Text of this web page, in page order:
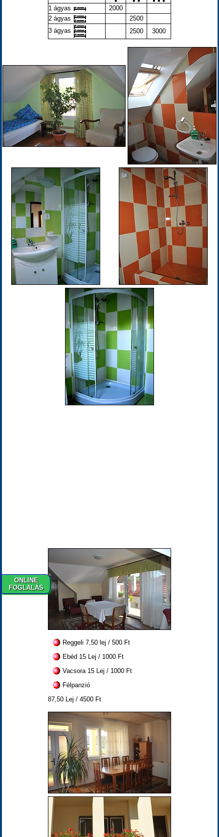
ONLINE
FOGLALÁS
1 ágyas
2000
2 ágyas
2500
3 ágyas
2500 3000
Reggeli 7,50 lej / 500 Ft
Ebéd 15 Lej / 1000 Ft
Vacsora 15 Lej / 1000 Ft
Félpanzió
87,50 Lej / 4500 Ft